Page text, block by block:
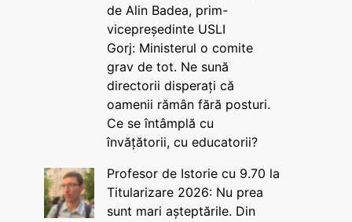
de Alin Badea, prim-
vicepreședinte USLI
Gorj: Ministerul o comite
grav de tot. Ne sună
directorii disperați că
oamenii rămân fără posturi.
Ce se întâmplă cu
învățătorii, cu educatorii?
Profesor de Istorie cu 9.70 la
Titularizare 2026: Nu prea
sunt mari așteptările. Din